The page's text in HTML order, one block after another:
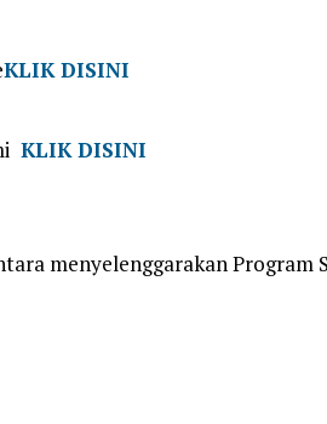
KLIK DISINI
KLIK DISINI
menyelenggarakan Program